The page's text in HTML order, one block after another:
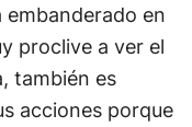
embanderado en
proclive a ver el
también es
acciones porque